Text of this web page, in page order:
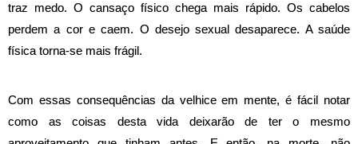
traz medo. O cansaço físico chega mais rápido. Os cabelos
perdem a cor e caem. O desejo sexual desaparece. A saúde
física torna-se mais frágil.
Com essas consequências da velhice em mente, é fácil notar
como as coisas desta vida deixarão de ter o mesmo